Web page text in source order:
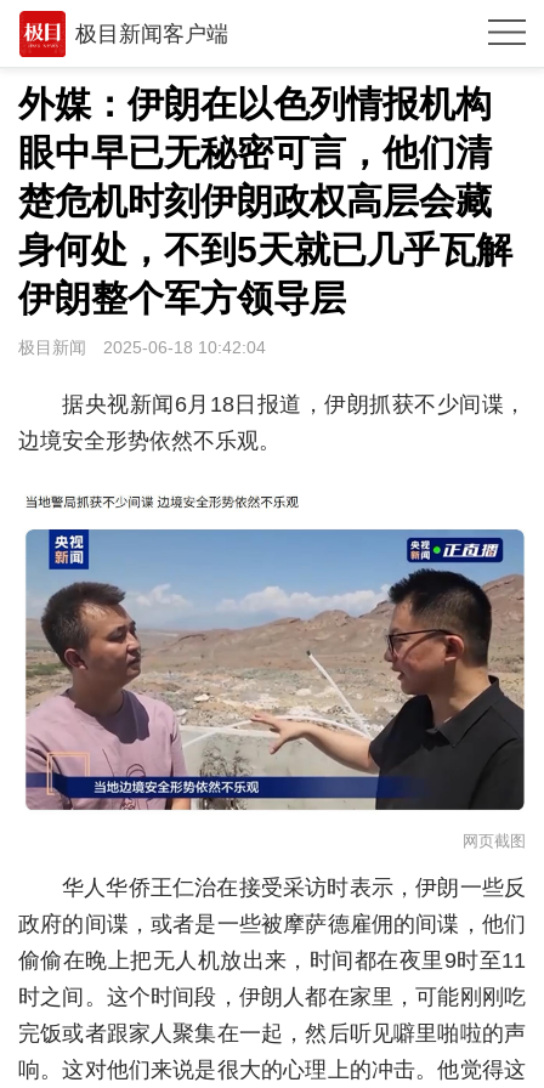
极目新闻客户端
推荐
观点
时政
湖北
武汉
世相
环球
专题
经济
城建
科教
健康
悠游
相亲
房产
消费
创意
文化
外媒：伊朗在以色列情报机构
眼中早已无秘密可言，他们清
楚危机时刻伊朗政权高层会藏
身何处，不到5天就已几乎瓦解
伊朗整个军方领导层
极目新闻 2025-06-18 10:42:04
据央视新闻6月18日报道，伊朗抓获不少间谍，
边境安全形势依然不乐观。
网页截图
华人华侨王仁治在接受采访时表示，伊朗一些反
政府的间谍，或者是一些被摩萨德雇佣的间谍，他们
偷偷在晚上把无人机放出来，时间都在夜里9时至11
时之间。这个时间段，伊朗人都在家里，可能刚刚吃
完饭或者跟家人聚集在一起，然后听见噼里啪啦的声
响。这对他们来说是很大的心理上的冲击。他觉得这